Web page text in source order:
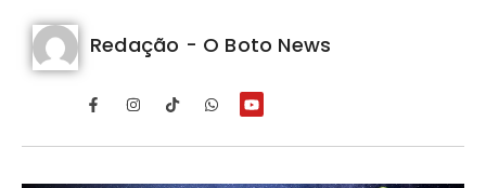
Redação - O Boto News